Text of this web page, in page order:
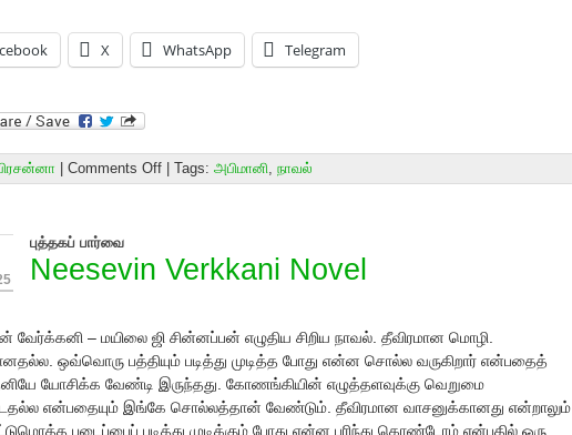
X WhatsApp Telegram
| Comments Off | Tags: அபிமானி நாவல்
புத்தகப் பார்வை
Neesevin Verkkani Novel
வேர்க்கனி – மயிலை ஜி சின்னப்பன் எழுதிய சிறிய நாவல். தீவிரமான மொழி.
ஒவ்வொரு பத்தியும் படித்து முடித்த போது என்ன சொல்ல வருகிறார் என்பதைத்
யோசிக்க வேண்டி இருந்தது. கோணங்கியின் எழுத்தளவுக்கு வெறுமை
என்பதையும் இங்கே சொல்லத்தான் வேண்டும். தீவிரமான வாசனுக்கானது என்றாலும்
படைப்பைப் படித்து முடிக்கும் போது என்ன புரிந்து கொண்டோம் என்பதில் ஒரு